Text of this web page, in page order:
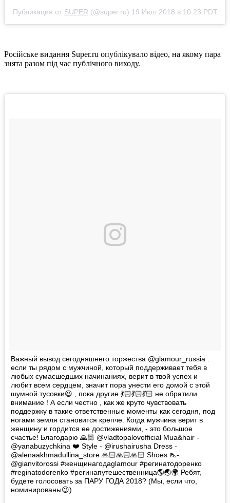
Публикация от SUPER (@super.ru) 19 Июл 2018 в 10:23 PDT
Російське видання Super.ru опублікувало відео, на якому пара
знята разом під час публічного виходу.
Важный вывод сегодняшнего торжества @glamour_russia :
если ты рядом с мужчиной, который поддерживает тебя в
любых сумасшедших начинаниях, верит в твой успех и
любит всем сердцем, значит пора унести его домой с этой
шумной тусовки😆 , пока другие 💃🏻💃🏻💃🏻 не обратили
внимание ! А если честно , как же круто чувствовать
поддержку в такие ответственные моменты как сегодня, под
ногами земля становится крепче. Когда мужчина верит в
женщину и гордится ее достижениями, - это большое
счастье! Благодарю 🙏🏻 @vladtopalovofficial Mua&hair -
@yanabuzychkina ❤️ Style - @irushairusha Dress -
@alenaakhmadullina_store 🙏🏻🙏🏻🙏🏻 Shoes 👠-
@gianvitorossi #женщинагодаglamour #регинатодоренко
#reginatodorenko #регинапутешественница🌎🌏🌍 Ребят,
будете голосовать за ПАРУ ГОДА 2018? (Мы, если что,
номинированы😉)